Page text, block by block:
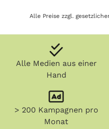
Alle Preise zzgl.
Alle Medien aus einer
Hand
> 200 Kampagnen pro
Monat